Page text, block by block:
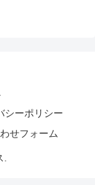
シーポリシー
せフォーム
.